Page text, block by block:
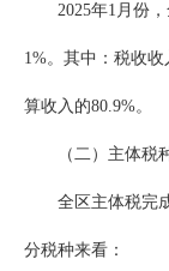
2025年1月份
1%。其中：税收
算收入的80.9%。
（二）主体税
全区主体税完
分税种来看：